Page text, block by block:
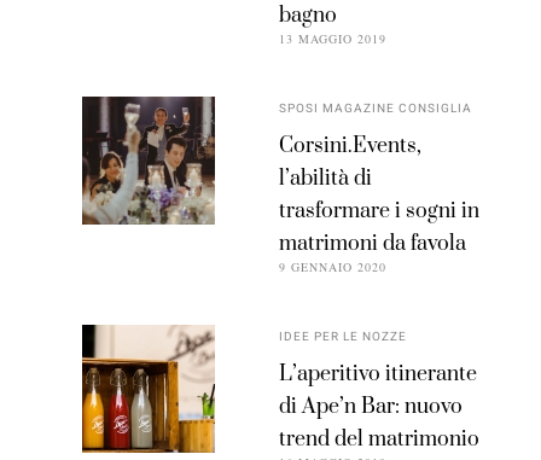
bagno
13 MAGGIO 2019
SPOSI MAGAZINE CONSIGLIA
Corsini.Events,
l’abilità di
trasformare i sogni in
matrimoni da favola
9 GENNAIO 2020
IDEE PER LE NOZZE
L’aperitivo itinerante
di Ape’n Bar: nuovo
trend del matrimonio